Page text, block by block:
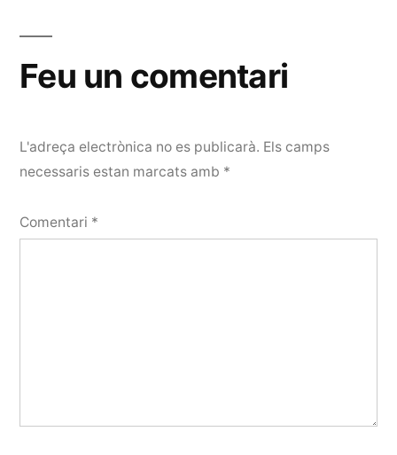
Feu un comentari
L'adreça electrònica no es publicarà. Els camps
necessaris estan marcats amb *
Comentari *